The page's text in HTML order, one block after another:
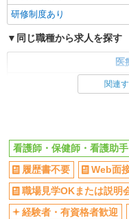
研修制度あり
同じ職種から求人を探す
医
看護師・保健師・看護助
交通費支給
関連
看護師・保健師・看護助
履歴書不要
Web面
職場見学OKまたは説明
経験者・有資格者歓迎